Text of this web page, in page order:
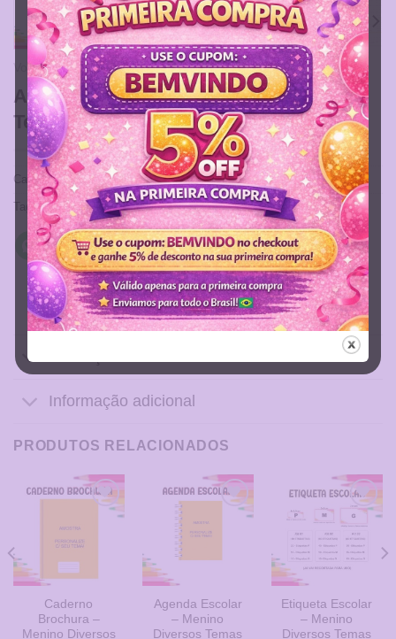
Volta às Aulas 2026
Agenda Escolar – Menina Diversos
Temas
Categoria:Volta às Aulas 2026
Tags:Agenda Creche,Agenda Escolar,Agenda Infantil ,agenda pré
Informação adicional
PRODUTOS RELACIONADOS
a Lista
Caderno
Brochura –
Menino Diversos
a Lista
Agenda Escolar
– Menino
Diversos Temas
Adicionar
a Lista
de
Desejos
Etiqueta Escolar
– Menino
Diversos Temas